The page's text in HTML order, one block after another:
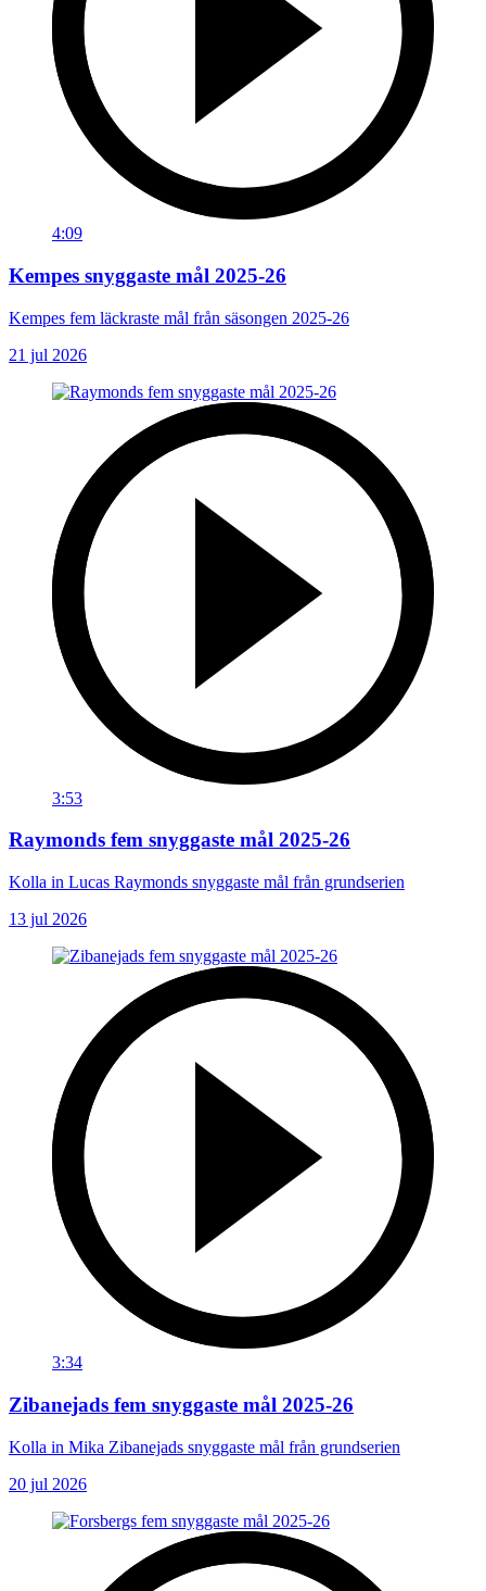
4:09
Kempes snyggaste mål 2025-26
Kempes fem läckraste mål från säsongen 2025-26
21 jul 2026
3:53
Raymonds fem snyggaste mål 2025-26
Kolla in Lucas Raymonds snyggaste mål från grundserien
13 jul 2026
3:34
Zibanejads fem snyggaste mål 2025-26
Kolla in Mika Zibanejads snyggaste mål från grundserien
20 jul 2026